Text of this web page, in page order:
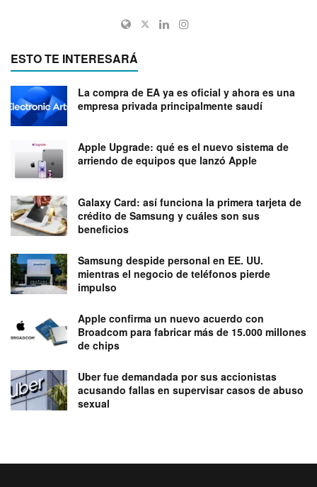
ESTO TE INTERESARÁ
La compra de EA ya es oficial y ahora es una
empresa privada principalmente saudí
Apple Upgrade: qué es el nuevo sistema de
arriendo de equipos que lanzó Apple
Galaxy Card: así funciona la primera tarjeta de
crédito de Samsung y cuáles son sus
beneficios
Samsung despide personal en EE. UU.
mientras el negocio de teléfonos pierde
impulso
Apple confirma un nuevo acuerdo con
Broadcom para fabricar más de 15.000 millones
de chips
Uber fue demandada por sus accionistas
acusando fallas en supervisar casos de abuso
sexual